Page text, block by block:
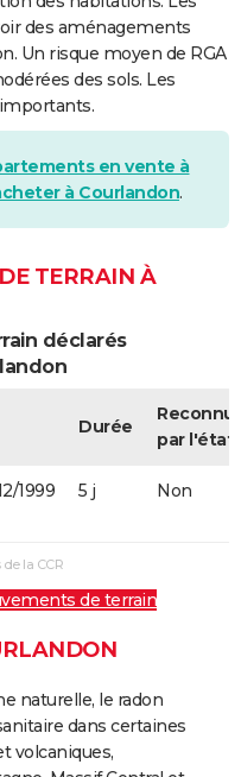
des aménagements
Un risque moyen de RGA
des sols. Les
en vente à
à Courlandon.
TERRAIN À
déclarés
Durée
par l'état
1999 5 j Non
la CCR
de terrain
naturelle, le radon
dans certaines
volcaniques,